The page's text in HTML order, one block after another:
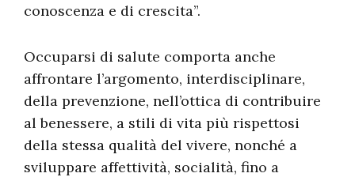
conoscenza e di crescita”.
Occuparsi di salute comporta anche
affrontare l’argomento, interdisciplinare,
della prevenzione, nell’ottica di contribuire
al benessere, a stili di vita più rispettosi
della stessa qualità del vivere, nonché a
sviluppare affettività, socialità, fino a